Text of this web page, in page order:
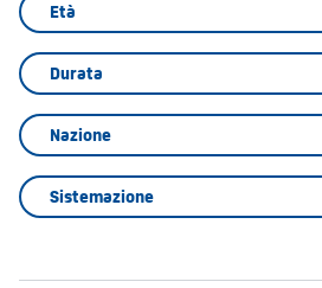
Età
Durata
Nazione
Sistemazione